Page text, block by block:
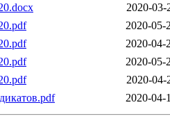
2020-03-
2020-05-
2020-04-
2020-05-
2020-04-
2020-04-